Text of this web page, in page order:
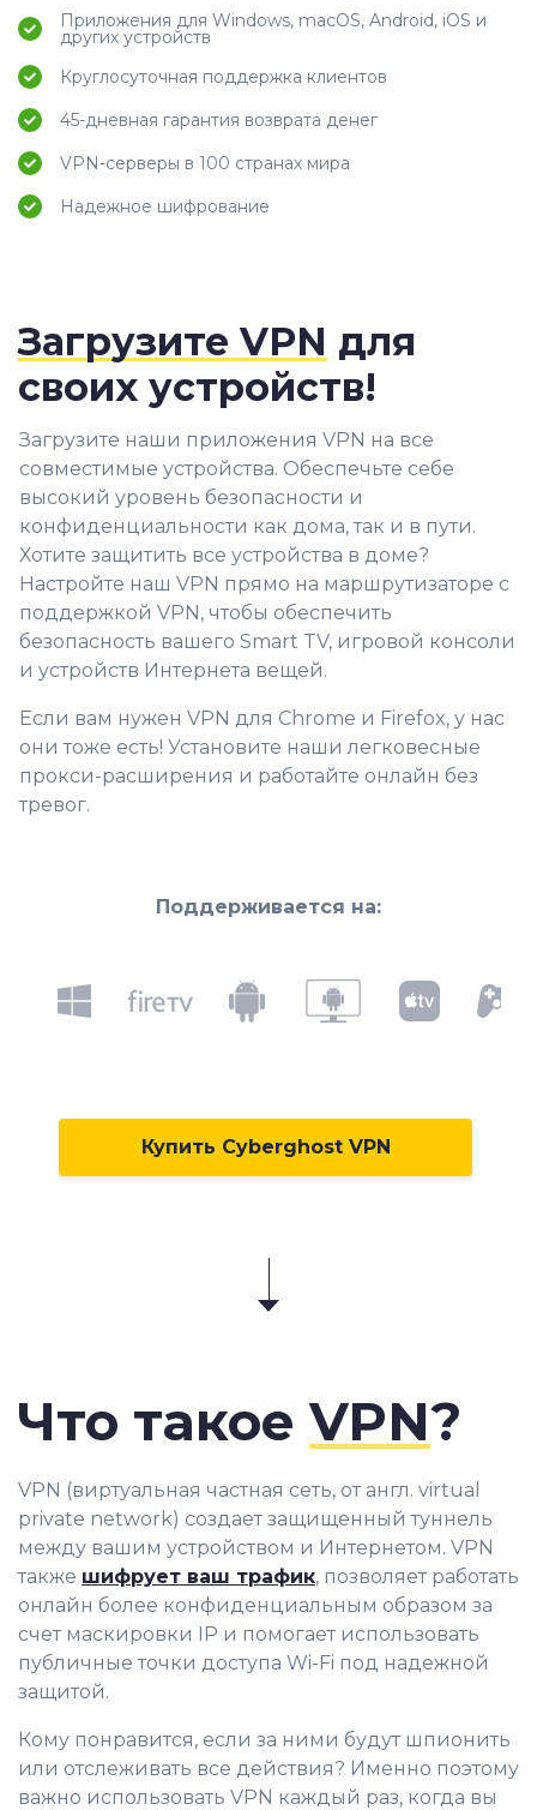
Приложения для Windows, macOS, Android, iOS и
других устройств
Круглосуточная поддержка клиентов
45-дневная гарантия возврата денег
VPN-серверы в 100 странах мира
Надежное шифрование
Загрузите VPN для
своих устройств!
Загрузите наши приложения VPN на все
совместимые устройства. Обеспечьте себе
высокий уровень безопасности и
конфиденциальности как дома, так и в пути.
Хотите защитить все устройства в доме?
Настройте наш VPN прямо на маршрутизаторе с
поддержкой VPN, чтобы обеспечить
безопасность вашего Smart TV, игровой консоли
и устройств Интернета вещей.
Если вам нужен VPN для Chrome и Firefox, у нас
они тоже есть! Установите наши легковесные
прокси-расширения и работайте онлайн без
тревог.
Поддерживается на:
Купить Cyberghost VPN
Что такоеVPN?
VPN (виртуальная частная сеть, от англ. virtual
private network) создает защищенный туннель
между вашим устройством и Интернетом. VPN
также шифрует ваш трафик, позволяет работать
онлайн более конфиденциальным образом за
счет маскировки IP и помогает использовать
публичные точки доступа Wi-Fi под надежной
защитой.
Кому понравится, если за ними будут шпионить
или отслеживать все действия? Именно поэтому
важно использовать VPN каждый раз, когда вы